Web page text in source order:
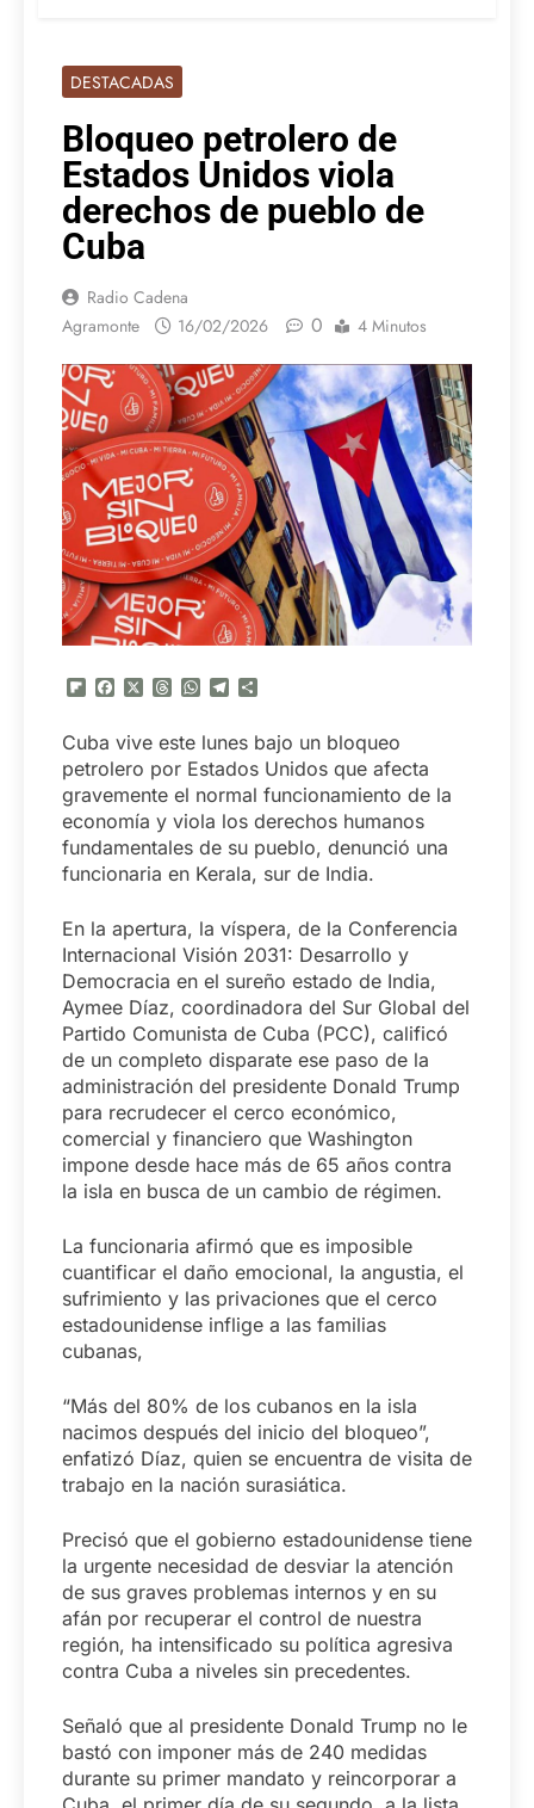
DESTACADAS
Bloqueo petrolero de
Estados Unidos viola
derechos de pueblo de
Cuba
Radio Cadena
Agramonte
16/02/2026 0 4 Minutos
Flipboard
FacebookThreadsWhatsApp
Telegram
Cuba vive este lunes bajo un bloqueo
petrolero por Estados Unidos que afecta
gravemente el normal funcionamiento de la
economía y viola los derechos humanos
fundamentales de su pueblo, denunció una
funcionaria en Kerala, sur de India.
En la apertura, la víspera, de la Conferencia
Internacional Visión 2031: Desarrollo y
Democracia en el sureño estado de India,
Aymee Díaz, coordinadora del Sur Global del
Partido Comunista de Cuba (PCC), calificó
de un completo disparate ese paso de la
administración del presidente Donald Trump
para recrudecer el cerco económico,
comercial y financiero que Washington
impone desde hace más de 65 años contra
la isla en busca de un cambio de régimen.
La funcionaria afirmó que es imposible
cuantificar el daño emocional, la angustia, el
sufrimiento y las privaciones que el cerco
estadounidense inflige a las familias
cubanas,
“Más del 80% de los cubanos en la isla
nacimos después del inicio del bloqueo”,
enfatizó Díaz, quien se encuentra de visita de
trabajo en la nación surasiática.
Precisó que el gobierno estadounidense tiene
la urgente necesidad de desviar la atención
de sus graves problemas internos y en su
afán por recuperar el control de nuestra
región, ha intensificado su política agresiva
contra Cuba a niveles sin precedentes.
Señaló que al presidente Donald Trump no le
bastó con imponer más de 240 medidas
durante su primer mandato y reincorporar a